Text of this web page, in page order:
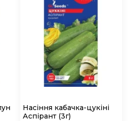
Насіння кабачка-цукіні
Аспірант (3г)